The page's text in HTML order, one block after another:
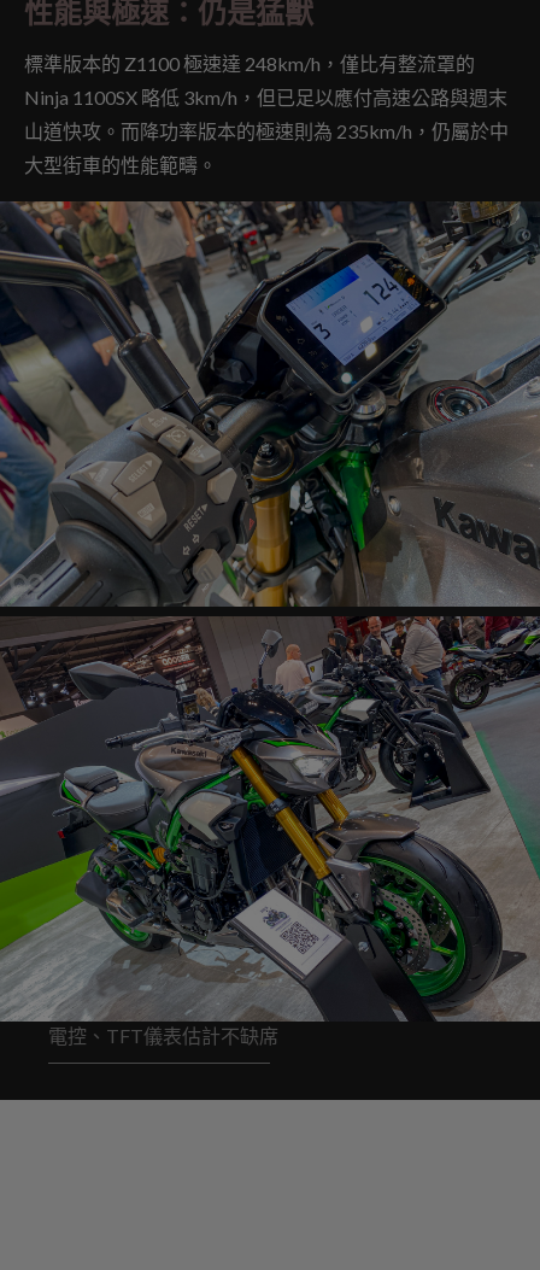
性能與極速：仍是猛獸
標準版本的 Z1100 極速達 248km/h，僅比有整流罩的
Ninja 1100SX 略低 3km/h，但已足以應付高速公路與週末
山道快攻。而降功率版本的極速則為 235km/h，仍屬於中
大型街車的性能範疇。
電控、TFT儀表估計不缺席